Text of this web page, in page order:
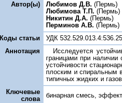
Автор(ы) Любимов Д.В. (Пермь)
Любимова Т.П. (Пермь)
Никитин Д.А. (Пермь)
Перминов А.В. (Пермь)
Коды статьи
УДК 532.529.013.4:536.25
Аннотация
Исследуется
границами при
устойчивости
плоским и спиральным
типичных жидких и
Ключевые
слова
бинарная смесь, эффект